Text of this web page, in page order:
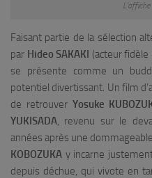
Faisant partie de la sélection
par Hideo SAKAKI (acteur
se présente comme un
potentiel divertissant. Un film
de retrouver Yosuke
YUKISADA, revenu sur le
années après une
KOBOZUKA y incarne
depuis déchue, qui vivote en